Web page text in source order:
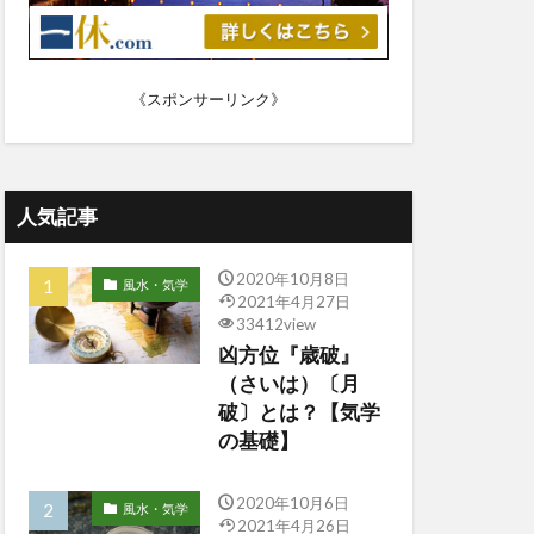
《スポンサーリンク》
人気記事
風水・気学
2020年10月8日
2021年4月27日
33412view
凶方位『歳破』
（さいは）〔月
破〕とは？【気学
の基礎】
風水・気学
2020年10月6日
2021年4月26日